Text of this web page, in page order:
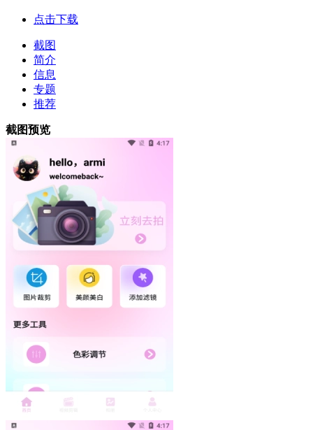
点击下载
截图
简介
信息
专题
推荐
截图预览